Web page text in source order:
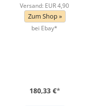
Versand: EUR 4,90
Zum Shop »
bei Ebay*
180,33 €*